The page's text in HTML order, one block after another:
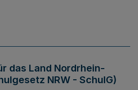
das Land Nordrhein-
NRW - SchulG)